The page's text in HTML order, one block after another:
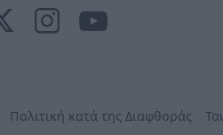
Πολιτική κατά της Διαφθοράς